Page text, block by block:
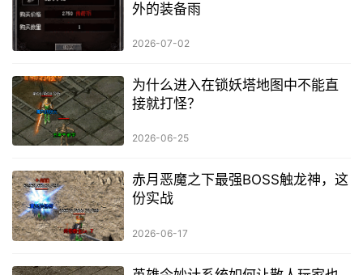
外的装备雨
2026-07-02
为什么进入在锁妖塔地图中不能直
接就打怪？
2026-06-25
赤月恶魔之下最强BOSS触龙神，这
份实战
2026-06-17